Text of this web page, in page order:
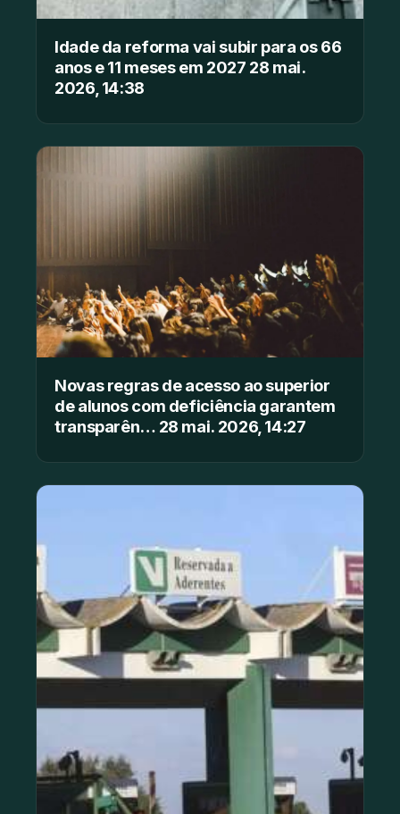
Idade da reforma vai subir para os 66
anos e 11 meses em 2027 28 mai.
2026, 14:38
Novas regras de acesso ao superior
de alunos com deficiência garantem
transparên… 28 mai. 2026, 14:27